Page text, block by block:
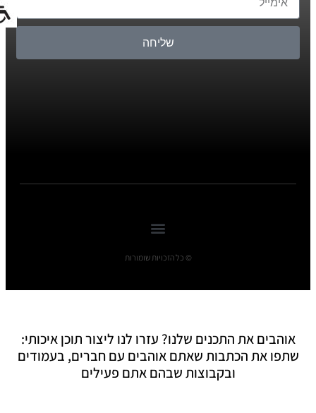
שליחה
© כל הזכויות שומורות
אוהבים את התכנים שלנו? עזרו לנו ליצור תוכן איכותי:
שתפו את הכתבות שאתם אוהבים עם חברים, בעמודים
ובקבוצות שבהם אתם פעילים